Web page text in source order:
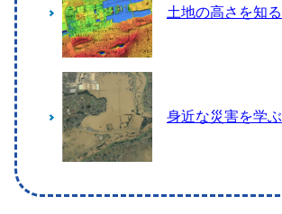
土地の高さを知る
身近な災害を学ぶ